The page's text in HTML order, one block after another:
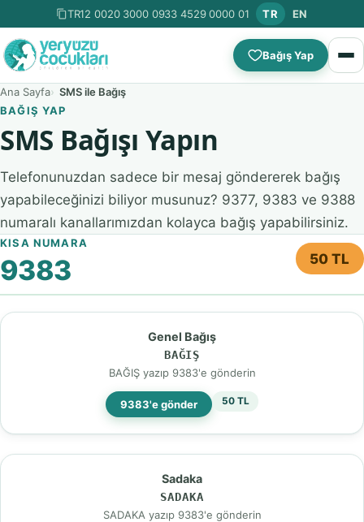
TR12 0020 3000 0933 4529 0000 01 TR EN
Bağış Yap
Ana Sayfa
SMS ile Bağış
BAĞIŞ YAP
SMS Bağışı Yapın
Telefonunuzdan sadece bir mesaj göndererek bağış
yapabileceğinizi biliyor musunuz? 9377, 9383 ve 9388
numaralı kanallarımızdan kolayca bağış yapabilirsiniz.
KISA NUMARA
9383 50 TL
Genel Bağış
BAĞIŞ
BAĞIŞ yazıp 9383'e gönderin
9383'e gönder 50 TL
Sadaka
SADAKA
SADAKA yazıp 9383'e gönderin